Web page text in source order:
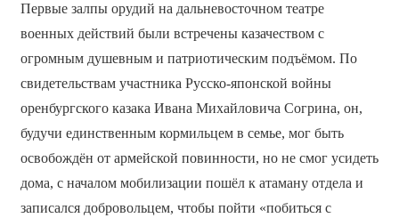
Первые залпы орудий на дальневосточном театре
военных действий были встречены казачеством с
огромным душевным и патриотическим подъёмом. По
свидетельствам участника Русско-японской войны
оренбургского казака Ивана Михайловича Согрина, он,
будучи единственным кормильцем в семье, мог быть
освобождён от армейской повинности, но не смог усидеть
дома, с началом мобилизации пошёл к атаману отдела и
записался добровольцем, чтобы пойти «побиться с